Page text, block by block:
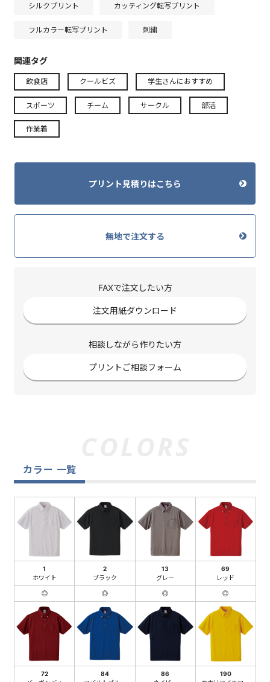
シルクプリント カッティング転写プリント
フルカラー転写プリント 刺繍
関連タグ
飲食店 クールビズ 学生さんにおすすめ
スポーツ チーム サークル 部活
作業着
プリント見積りはこちら
無地で注文する
FAXで注文したい方
注文用紙ダウンロード
相談しながら作りたい方
プリントご相談フォーム
カラー 一覧
1
ホワイト
◎
2
ブラック
◎
13
グレー
◎
69
レッド
◎
72
84
86
190